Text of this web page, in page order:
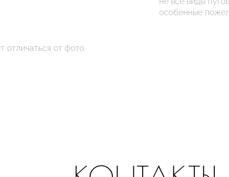
отличаться от фото.
особенные